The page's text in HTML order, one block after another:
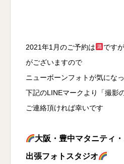
2021年1月のご予約は
です
がございますので
ニューボーンフォトが気にな
下記のLINEマークより「撮影
ご連絡頂ければ幸いです
大阪・豊中マタニティ
出張フォトスタジオ